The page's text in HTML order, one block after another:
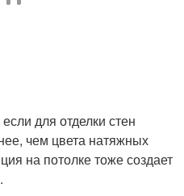
для отделки стен
чем цвета натяжных
на потолке тоже создает